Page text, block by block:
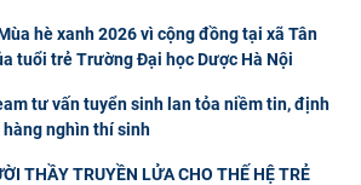
hè xanh 2026 vì cộng đồng tại xã Tân
tuổi trẻ Trường Đại học Dược Hà Nội
tư vấn tuyển sinh lan tỏa niềm tin, định
nghìn thí sinh
THẦY TRUYỀN LỬA CHO THẾ HỆ TRẺ